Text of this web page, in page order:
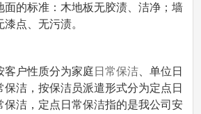
标准：木地板无胶渍、洁净；墙
点、无污渍。
户性质分为家庭 日常保洁 、单位日
洁，按保洁员派遣形式分为定点日
保洁，定点日常保洁指的是我公司安